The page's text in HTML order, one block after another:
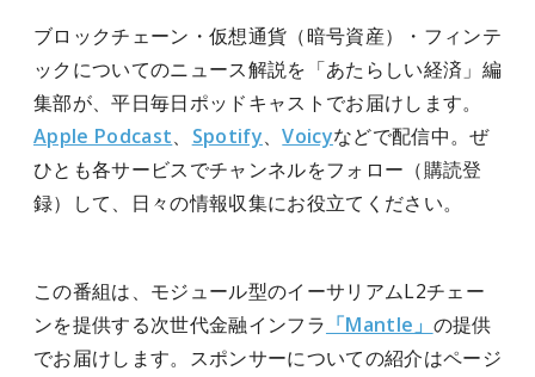
ブロックチェーン・仮想通貨（暗号資産）・フィンテ
ックについてのニュース解説を「あたらしい経済」編
集部が、平日毎日ポッドキャストでお届けします。
Apple Podcast、 Spotify、Voicyなどで配信中。ぜ
ひとも各サービスでチャンネルをフォロー（購読登
録）して、日々の情報収集にお役立てください。
この番組は、モジュール型のイーサリアムL2チェー
ンを提供する次世代金融インフラ 「Mantle」 の提供
でお届けします。スポンサーについての紹介はページ